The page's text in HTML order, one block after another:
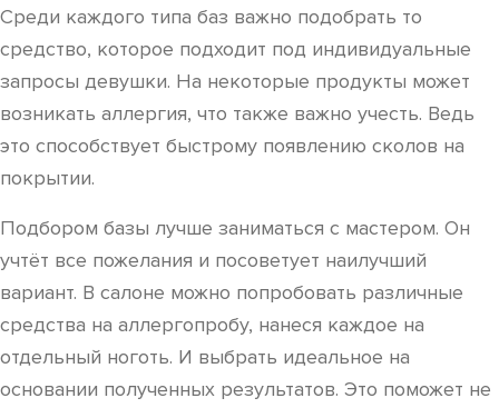
Среди каждого типа баз важно подобрать то
средство, которое подходит под индивидуальные
запросы девушки. На некоторые продукты может
возникать аллергия, что также важно учесть. Ведь
это способствует быстрому появлению сколов на
покрытии.
Подбором базы лучше заниматься с мастером. Он
учтёт все пожелания и посоветует наилучший
вариант. В салоне можно попробовать различные
средства на аллергопробу, нанеся каждое на
отдельный ноготь. И выбрать идеальное на
основании полученных результатов. Это поможет не